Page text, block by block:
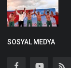
SOSYAL MEDYA